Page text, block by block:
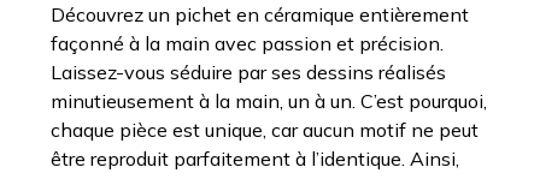
Découvrez un pichet en céramique entièrement
façonné à la main avec passion et précision.
Laissez-vous séduire par ses dessins réalisés
minutieusement à la main, un à un. C’est pourquoi,
chaque pièce est unique, car aucun motif ne peut
être reproduit parfaitement à l’identique. Ainsi,